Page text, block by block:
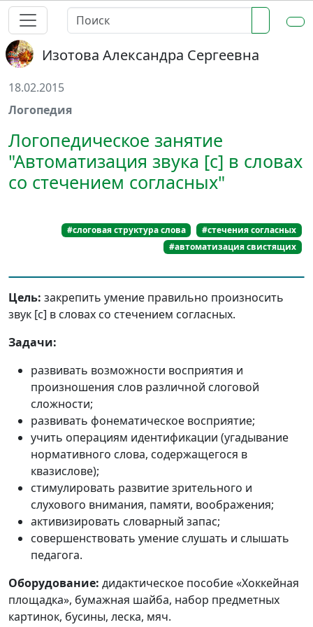
Изотова Александра Сергеевна
18.02.2015
Логопедия
Логопедическое занятие
"Автоматизация звука [c] в словах
со стечением согласных"
#слоговая структура слова
#стечения согласных
#автоматизация свистящих
Цель: закрепить умение правильно произносить
звук [с] в словах со стечением согласных.
Задачи:
развивать возможности восприятия и
произношения слов различной слоговой
сложности;
развивать фонематическое восприятие;
учить операциям идентификации (угадывание
нормативного слова, содержащегося в
квазислове);
стимулировать развитие зрительного и
слухового внимания, памяти, воображения;
активизировать словарный запас;
совершенствовать умение слушать и слышать
педагога.
Оборудование: дидактическое пособие «Хоккейная
площадка», бумажная шайба, набор предметных
картинок, бусины, леска, мяч.